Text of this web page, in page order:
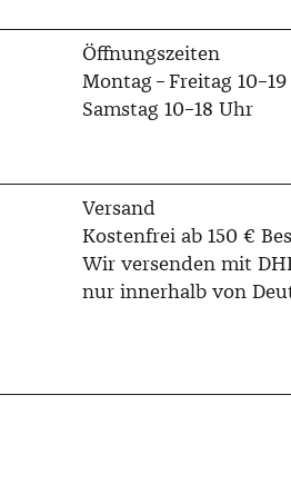
Öffnungszeiten
Montag – Freitag
Samstag 10–18 Uhr
Versand
Kostenfrei ab 150 €
Wir versenden mit
nur innerhalb von